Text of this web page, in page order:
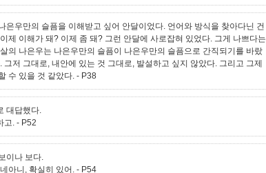
은우만의 슬픔을 이해받고 싶어 안달이었다. 언어와 방식을 찾아다닌 건
제 이해가 돼? 이제 좀 돼? 그런 안달에 사로잡혀 있었다. 그게 나쁘다는
의 나은우는 나은우만의 슬픔이 나은우만의 슬픔으로 간직되기를 바랐
그저 그대로, 내안에 있는 것 그대로, 발설하고 싶지 않았다. 그리고 그제
수 있을 것 같았다. - P38
대답했다.
고. - P52
이나 보다.
아니, 확실히 있어. - P54